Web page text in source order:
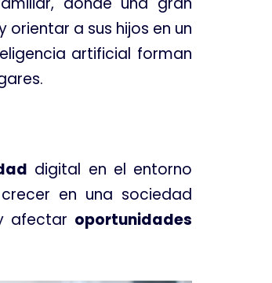
a sus hijos en un
artificial forman
.
digital en el entorno
en una sociedad
afectar oportunidades